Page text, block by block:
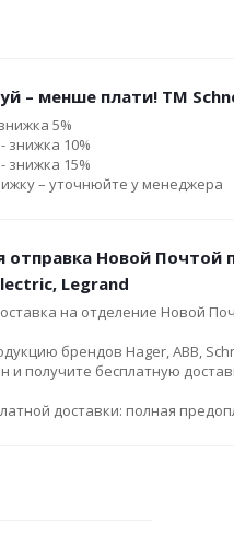
– менше плати! ТМ
5%
- знижка 10%
- знижка 15%
– уточнюйте у менеджера
отправка Новой Почтой
Legrand
на отделение Новой
брендов Hager, ABB,
и получите бесплатную
доставки: полная